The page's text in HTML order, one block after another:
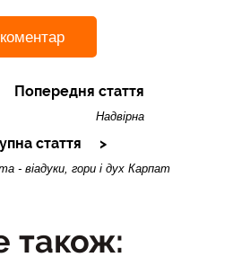
Попередня стаття
Надвірна
стаття
- віадуки, гори і дух Карпат
також: